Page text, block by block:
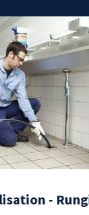
- Rungis